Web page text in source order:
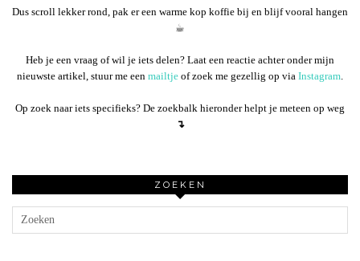
Dus scroll lekker rond, pak er een warme kop koffie bij en blijf vooral hangen
☕︎
Heb je een vraag of wil je iets delen? Laat een reactie achter onder mijn
nieuwste artikel, stuur me een mailtje of zoek me gezellig op via Instagram
Op zoek naar iets specifieks? De zoekbalk hieronder helpt je meteen op weg
↴
ZOEKEN